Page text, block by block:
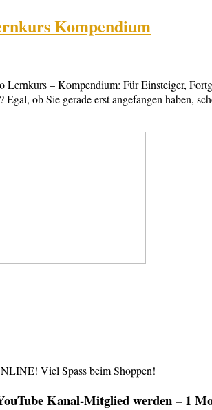
Kompendium
– Kompendium: Für Einsteiger,
ob Sie gerade erst angefangen haben,
Viel Spass beim Shoppen!
Kanal-Mitglied werden – 1